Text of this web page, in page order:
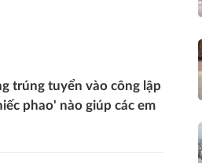
trúng tuyển vào công lập
phao' nào giúp các em